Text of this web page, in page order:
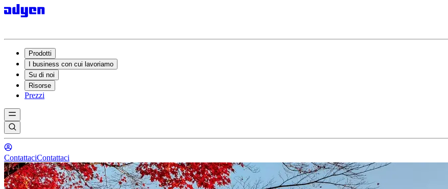
Prodotti
I business con cui lavoriamo
Su di noi
Risorse
Prezzi
ContattaciContattaci